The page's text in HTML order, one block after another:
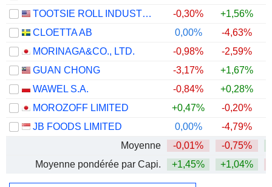
TOOTSIE ROLL INDUSTRIES, INC.
-0,30% +1,56%
CLOETTA AB
0,00% -4,63%
MORINAGA&CO., LTD.
-0,98% -2,59%
GUAN CHONG
-3,17% +1,67%
WAWEL S.A.
-0,84% +0,28%
MOROZOFF LIMITED
+0,47% -0,20%
JB FOODS LIMITED
0,00% -4,79%
Moyenne
-0,01% -0,75%
Moyenne pondérée par Capi.
+1,45% +1,04%